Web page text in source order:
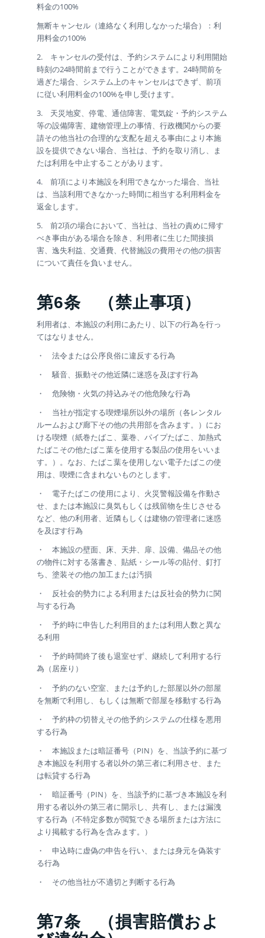
料金の100%
無断キャンセル（連絡なく利用しなかった場合）：利
用料金の100%
2. キャンセルの受付は、予約システムにより利用開始
時刻の24時間前まで行うことができます。24時間前を
過ぎた場合、システム上のキャンセルはできず、前項
に従い利用料金の100%を申し受けます。
3. 天災地変、停電、通信障害、電気錠・予約システム
等の設備障害、建物管理上の事情、行政機関からの要
請その他当社の合理的な支配を超える事由により本施
設を提供できない場合、当社は、予約を取り消し、ま
たは利用を中止することがあります。
4. 前項により本施設を利用できなかった場合、当社
は、当該利用できなかった時間に相当する利用料金を
返金します。
5. 前2項の場合において、当社は、当社の責めに帰す
べき事由がある場合を除き、利用者に生じた間接損
害、逸失利益、交通費、代替施設の費用その他の損害
について責任を負いません。
第6条 （禁止事項）
利用者は、本施設の利用にあたり、以下の行為を行っ
てはなりません。
・ 法令または公序良俗に違反する行為
・ 騒音、振動その他近隣に迷惑を及ぼす行為
・ 危険物・火気の持込みその他危険な行為
・ 当社が指定する喫煙場所以外の場所（各レンタル
ルームおよび廊下その他の共用部を含みます。）にお
ける喫煙（紙巻たばこ、葉巻、パイプたばこ、加熱式
たばこその他たばこ葉を使用する製品の使用をいいま
す。）。なお、たばこ葉を使用しない電子たばこの使
用は、喫煙に含まれないものとします。
・ 電子たばこの使用により、火災警報設備を作動さ
せ、または本施設に臭気もしくは残留物を生じさせる
など、他の利用者、近隣もしくは建物の管理者に迷惑
を及ぼす行為
・ 本施設の壁面、床、天井、扉、設備、備品その他
の物件に対する落書き、貼紙・シール等の貼付、釘打
ち、塗装その他の加工または汚損
・ 反社会的勢力による利用または反社会的勢力に関
与する行為
・ 予約時に申告した利用目的または利用人数と異な
る利用
・ 予約時間終了後も退室せず、継続して利用する行
為（居座り）
・ 予約のない空室、または予約した部屋以外の部屋
を無断で利用し、もしくは無断で部屋を移動する行為
・ 予約枠の切替えその他予約システムの仕様を悪用
する行為
・ 本施設または暗証番号（PIN）を、当該予約に基づ
き本施設を利用する者以外の第三者に利用させ、また
は転貸する行為
・ 暗証番号（PIN）を、当該予約に基づき本施設を利
用する者以外の第三者に開示し、共有し、または漏洩
する行為（不特定多数が閲覧できる場所または方法に
より掲載する行為を含みます。）
・ 申込時に虚偽の申告を行い、または身元を偽装す
る行為
・ その他当社が不適切と判断する行為
第7条 （損害賠償およ